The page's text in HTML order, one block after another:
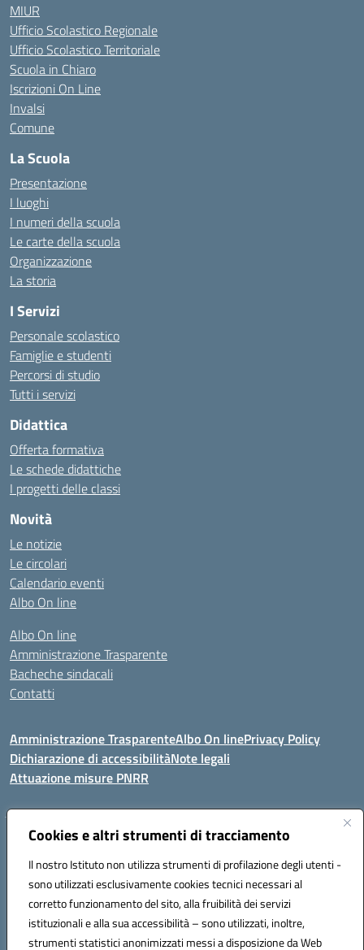
Cookies e altri strumenti di tracciamento
Il nostro Istituto non utilizza strumenti di profilazione degli utenti -
sono utilizzati esclusivamente cookies tecnici necessari al
corretto funzionamento del sito, alla fruibilità dei servizi
istituzionali e alla sua accessibilità – sono utilizzati, inoltre,
strumenti statistici anonimizzati messi a disposizione da Web
MIUR
Ufficio Scolastico Regionale
Ufficio Scolastico Territoriale
Scuola in Chiaro
Iscrizioni On Line
Invalsi
Comune
La Scuola
Presentazione
I luoghi
I numeri della scuola
Le carte della scuola
Organizzazione
La storia
I Servizi
Personale scolastico
Famiglie e studenti
Percorsi di studio
Tutti i servizi
Didattica
Offerta formativa
Le schede didattiche
I progetti delle classi
Novità
Le notizie
Le circolari
Calendario eventi
Albo On line
Albo On line
Amministrazione Trasparente
Bacheche sindacali
Contatti
Amministrazione TrasparenteAlbo On linePrivacy Policy
Dichiarazione di accessibilitàNote legali
Attuazione misure PNRR
VIA KENNEDY, 1 91011 ALCAMO (TP)
Mail: TPIC81000X@istruzione.it PEC: TPIC81000X@pec.istruzione.it
Codice meccanografico: TPIC81000X
Codice fiscale: 80003900810
Codice Univoco Ufficio: UFHNHB